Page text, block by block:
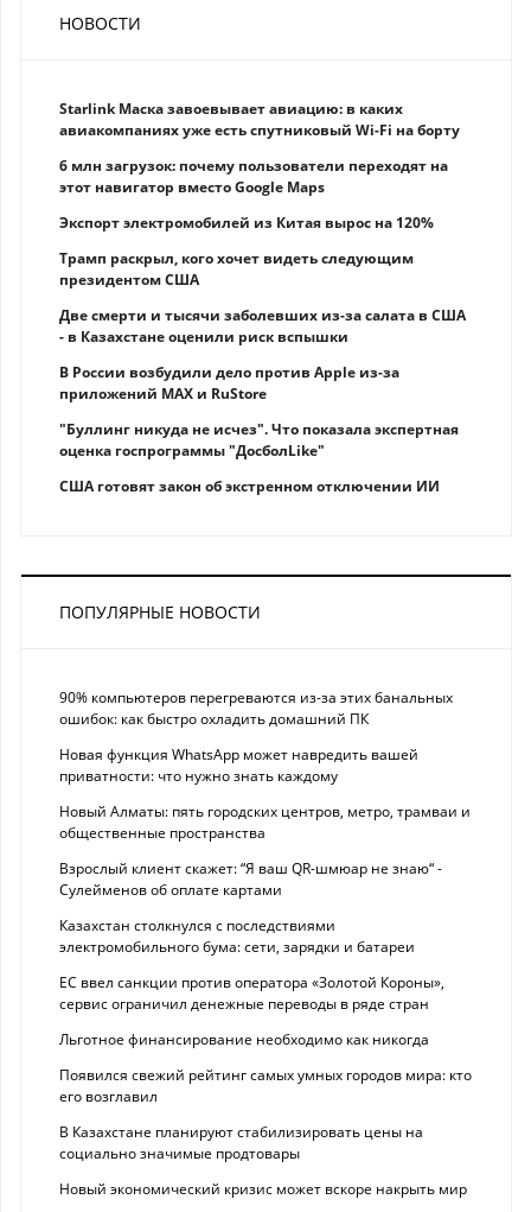
НОВОСТИ
Starlink Маска завоевывает авиацию: в каких
авиакомпаниях уже есть спутниковый Wi-Fi на борту
6 млн загрузок: почему пользователи переходят на
этот навигатор вместо Google Maps
Экспорт электромобилей из Китая вырос на 120%
Трамп раскрыл, кого хочет видеть следующим
президентом США
Две смерти и тысячи заболевших из-за салата в США
- в Казахстане оценили риск вспышки
В России возбудили дело против Apple из-за
приложений MAX и RuStore
"Буллинг никуда не исчез". Что показала экспертная
оценка госпрограммы "ДосболLike"
США готовят закон об экстренном отключении ИИ
ПОПУЛЯРНЫЕ НОВОСТИ
90% компьютеров перегреваются из-за этих банальных
ошибок: как быстро охладить домашний ПК
Новая функция WhatsApp может навредить вашей
приватности: что нужно знать каждому
Новый Алматы: пять городских центров, метро, трамваи и
общественные пространства
Взрослый клиент скажет: “Я ваш QR-шмюар не знаю“ -
Сулейменов об оплате картами
Казахстан столкнулся с последствиями
электромобильного бума: сети, зарядки и батареи
ЕС ввел санкции против оператора «Золотой Короны»,
сервис ограничил денежные переводы в ряде стран
Льготное финансирование необходимо как никогда
Появился свежий рейтинг самых умных городов мира: кто
его возглавил
В Казахстане планируют стабилизировать цены на
социально значимые продтовары
Новый экономический кризис может вскоре накрыть мир